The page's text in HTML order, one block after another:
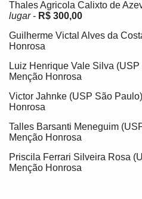
Thales Agricola Calixto de
lugar- R$ 300,00
Guilherme Victal Alves da
Honrosa
Luiz Henrique Vale Silva
Menção Honrosa
Victor Jahnke (USP São
Honrosa
Talles Barsanti Meneguim
Menção Honrosa
Priscila Ferrari Silveira Rosa
Menção Honrosa